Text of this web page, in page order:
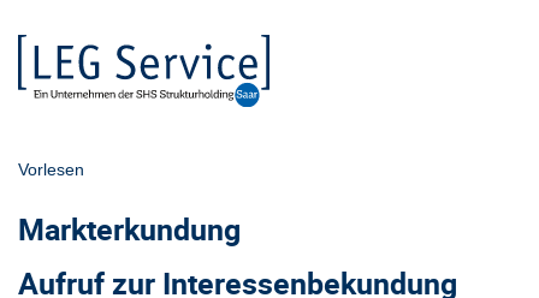
Vorlesen
Markterkundung
Aufruf zur Interessenbekundung